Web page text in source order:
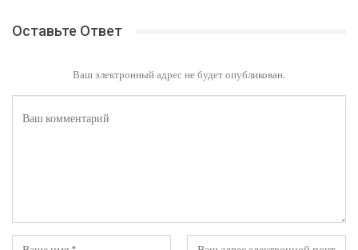
Оставьте Ответ
Ваш электронный адрес не будет опубликован.